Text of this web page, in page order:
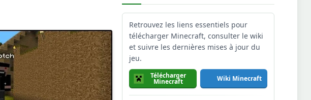
Retrouvez les liens essentiels pour
télécharger Minecraft, consulter le wiki
et suivre les dernières mises à jour du
jeu.
Télécharger
Minecraft Wiki Minecraft